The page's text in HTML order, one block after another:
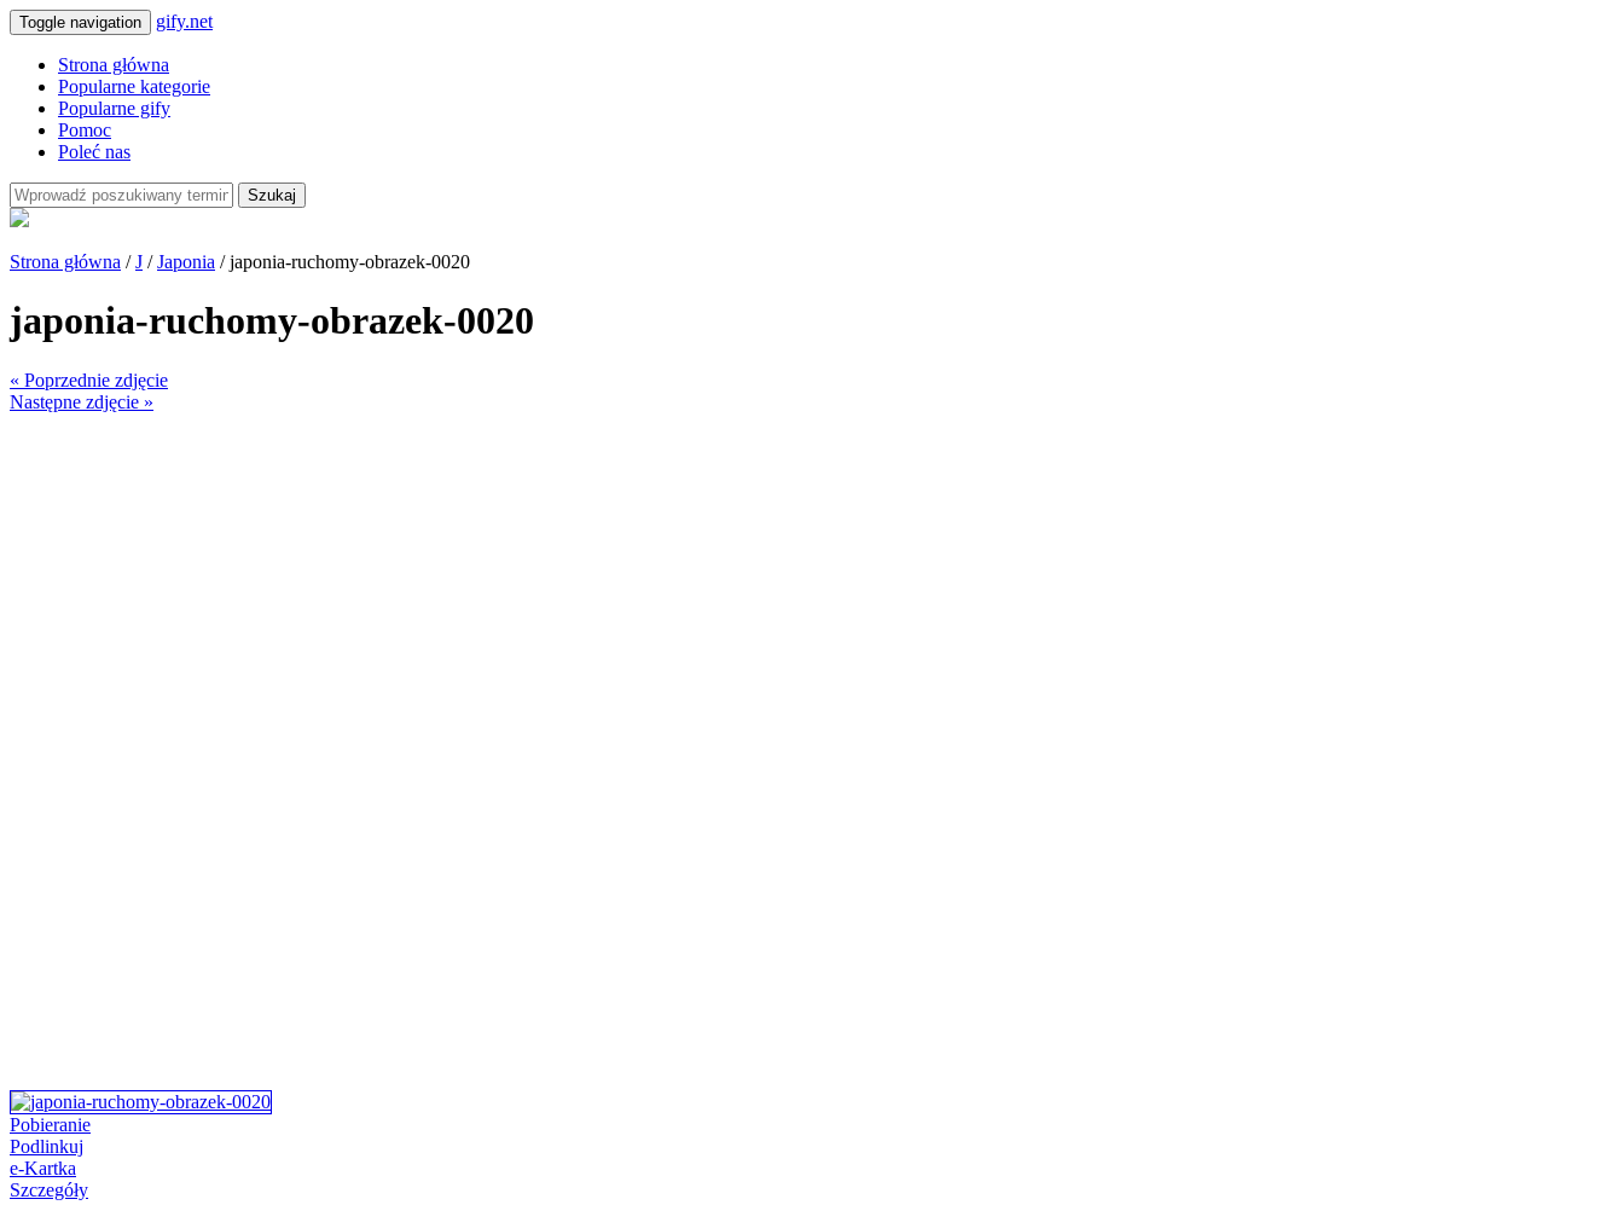
Toggle navigation gify.net
Strona główna
Popularne kategorie
Popularne gify
Pomoc
Poleć nas
Szukaj
Strona główna /J /Japonia / japonia-ruchomy-obrazek-0020
japonia-ruchomy-obrazek-0020
« Poprzednie zdjęcie
Następne zdjęcie »
Pobieranie
Podlinkuj
e-Kartka
Szczegóły